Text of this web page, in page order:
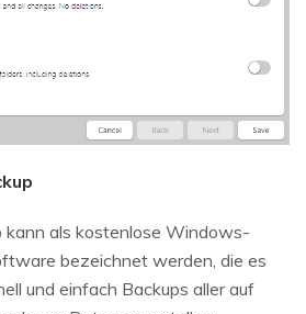
kann als kostenlose Windows-
bezeichnet werden, die es
und einfach Backups aller auf